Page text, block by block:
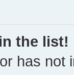
the list!
has not